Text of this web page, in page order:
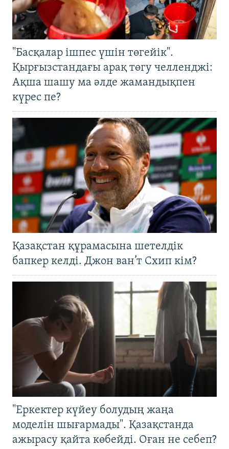
"Басқалар ішпес үшін төгейік".
Қырғызстандағы арақ төгу челленджі:
Ақша шашу ма әлде жамандықпен
күрес пе?
Қазақстан құрамасына шетелдік
бапкер келді. Джон ван’т Схип кім?
"Еркектер күйеу болудың жаңа
моделін шығармады". Қазақстанда
ажырасу қайта көбейді. Оған не себеп?